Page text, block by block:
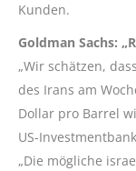
Kunden.
Goldman Sachs:
„Wir schätzen,
des Irans am
Dollar pro Barrel
US-
„Die mögliche